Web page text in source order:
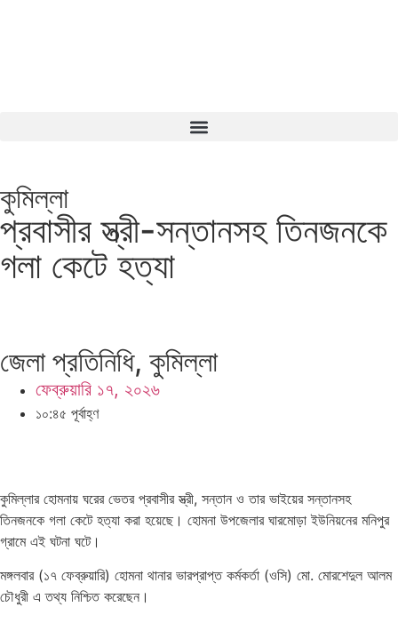
কুমিল্লা
প্রবাসীর স্ত্রী-সন্তানসহ তিনজনকে
গলা কেটে হত্যা
জেলা প্রতিনিধি, কুমিল্লা
ফেব্রুয়ারি ১৭, ২০২৬
১০:৪৫ পূর্বাহ্ণ
কুমিল্লার হোমনায় ঘরের ভেতর প্রবাসীর স্ত্রী, সন্তান ও তার ভাইয়ের সন্তানসহ
তিনজনকে গলা কেটে হত্যা করা হয়েছে। হোমনা উপজেলার ঘারমোড়া ইউনিয়নের মনিপুর
গ্রামে এই ঘটনা ঘটে।
মঙ্গলবার (১৭ ফেব্রুয়ারি) হোমনা থানার ভারপ্রাপ্ত কর্মকর্তা (ওসি) মো. মোরশেদুল আলম
চৌধুরী এ তথ্য নিশ্চিত করেছেন।